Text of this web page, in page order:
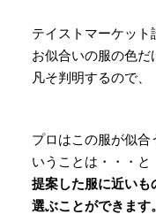
テイストマーケット
お似合いの服の色
凡そ判明するので、
プロはこの服が似合
いうことは・・・と
提案した服に近いも
選ぶことができます。